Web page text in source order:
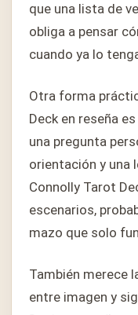
que una lista de
obliga a pensar
cuando ya lo
Otra forma
Deck en reseña
una pregunta
orientación y una
Connolly Tarot
escenarios,
mazo que solo
También merece
entre imagen y